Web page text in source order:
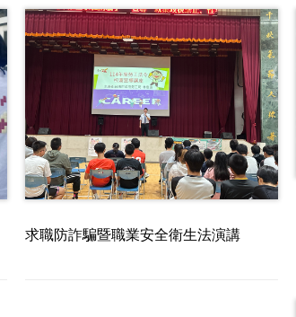
求職防詐騙暨職業安全衛生法演講